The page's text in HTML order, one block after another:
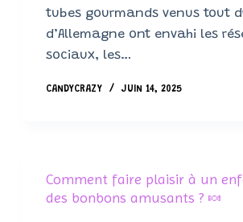
tubes gourmands venus tout
d’Allemagne ont envahi les
sociaux, les…
CANDYCRAZY JUIN 14, 2025
Comment faire plaisir à un
des bonbons amusants ? 🍬